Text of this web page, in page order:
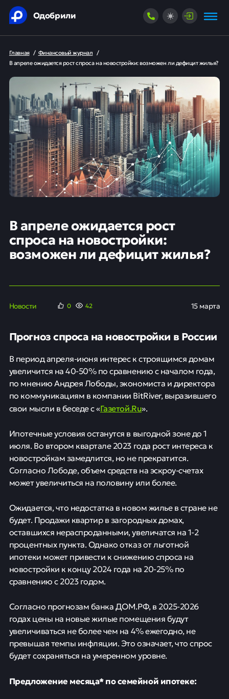
Одобрили
Главная / Финансовый журнал /
В апреле ожидается рост спроса на новостройки: возможен ли дефицит жилья?
В апреле ожидается рост
спроса на новостройки:
возможен ли дефицит жилья?
Новости 0 42 15 марта
Прогноз спроса на новостройки в России
В период апреля-июня интерес к строящимся домам
увеличится на 40-50% по сравнению с началом года,
по мнению Андрея Лободы, экономиста и директора
по коммуникациям в компании BitRiver, выразившего
свои мысли в беседе с «Газетой.Ru».
Ипотечные условия останутся в выгодной зоне до 1
июля. Во втором квартале 2023 года рост интереса к
новостройкам замедлится, но не прекратится.
Согласно Лободе, объем средств на эскроу-счетах
может увеличиться на половину или более.
Ожидается, что недостатка в новом жилье в стране не
будет. Продажи квартир в загородных домах,
оставшихся нераспроданными, увеличатся на 1-2
процентных пункта. Однако отказ от льготной
ипотеки может привести к снижению спроса на
новостройки к концу 2024 года на 20-25% по
сравнению с 2023 годом.
Согласно прогнозам банка ДОМ.РФ, в 2025-2026
годах цены на новые жилые помещения будут
увеличиваться не более чем на 4% ежегодно, не
превышая темпы инфляции. Это означает, что спрос
будет сохраняться на умеренном уровне.
Предложение месяца* по семейной ипотеке: